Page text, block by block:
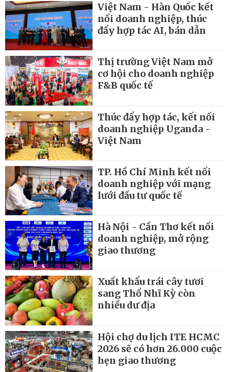
Việt Nam - Hàn Quốc kết
nối doanh nghiệp, thúc
đẩy hợp tác AI, bán dẫn
Thị trường Việt Nam mở
cơ hội cho doanh nghiệp
F&B quốc tế
Thúc đẩy hợp tác, kết nối
doanh nghiệp Uganda -
Việt Nam
TP. Hồ Chí Minh kết nối
doanh nghiệp với mạng
lưới đầu tư quốc tế
Hà Nội - Cần Thơ kết nối
doanh nghiệp, mở rộng
giao thương
Xuất khẩu trái cây tươi
sang Thổ Nhĩ Kỳ còn
nhiều dư địa
Hội chợ du lịch ITE HCMC
2026 sẽ có hơn 26.000 cuộc
hẹn giao thương